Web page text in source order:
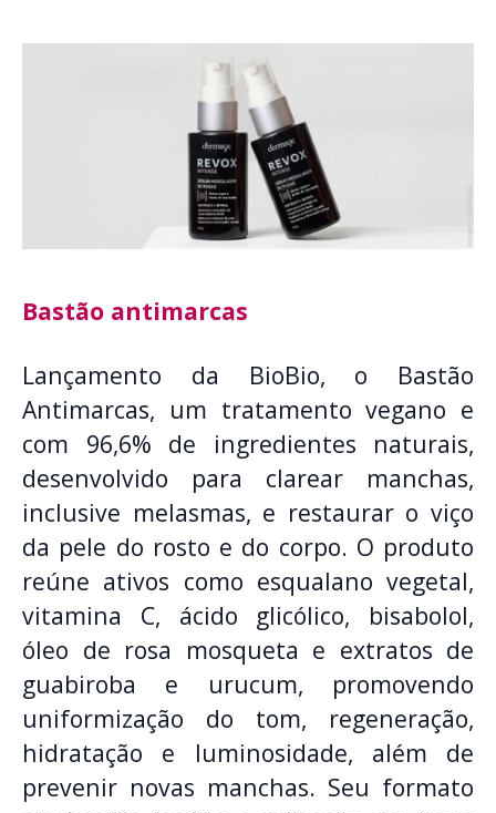
Bastão antimarcas
Lançamento da BioBio, o Bastão
Antimarcas, um tratamento vegano e
com 96,6% de ingredientes naturais,
desenvolvido para clarear manchas,
inclusive melasmas, e restaurar o viço
da pele do rosto e do corpo. O produto
reúne ativos como esqualano vegetal,
vitamina C, ácido glicólico, bisabolol,
óleo de rosa mosqueta e extratos de
guabiroba e urucum, promovendo
uniformização do tom, regeneração,
hidratação e luminosidade, além de
prevenir novas manchas. Seu formato